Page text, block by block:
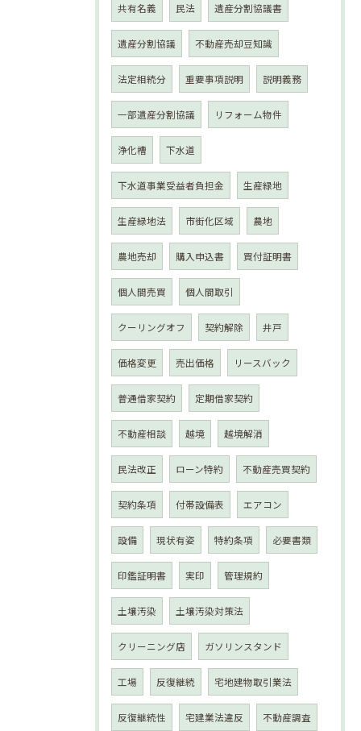
共有名義 民法 遺産分割協議書
遺産分割協議 不動産売却豆知識
法定相続分 重要事項説明 説明義務
一部遺産分割協議 リフォーム物件
浄化槽 下水道
下水道事業受益者負担金 生産緑地
生産緑地法 市街化区域 農地
農地売却 購入申込書 買付証明書
個人間売買 個人間取引
クーリングオフ 契約解除 井戸
価格変更 売出価格 リースバック
普通借家契約 定期借家契約
不動産相談 越境 越境解消
民法改正 ローン特約 不動産売買契約
契約条項 付帯設備表 エアコン
設備 現状有姿 特約条項 必要書類
印鑑証明書 実印 管理規約
土壌汚染 土壌汚染対策法
クリーニング店 ガソリンスタンド
工場 反復継続 宅地建物取引業法
反復継続性 宅建業法違反 不動産調査